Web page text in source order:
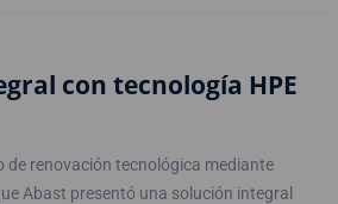
con tecnología HPE
de renovación tecnológica mediante
Abast presentó una solución integral